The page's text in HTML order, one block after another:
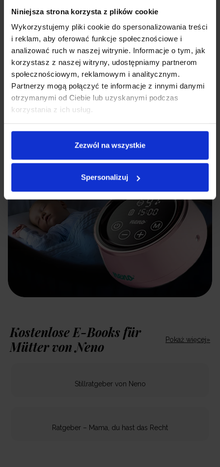
Niniejsza strona korzysta z plików cookie
Wykorzystujemy pliki cookie do spersonalizowania treści
i reklam, aby oferować funkcje społecznościowe i
analizować ruch w naszej witrynie. Informacje o tym, jak
korzystasz z naszej witryny, udostępniamy partnerom
społecznościowym, reklamowym i analitycznym.
Partnerzy mogą połączyć te informacje z innymi danymi
otrzymanymi od Ciebie lub uzyskanymi podczas
korzystania z ich usług.
Zezwól na wszystkie
Spersonalizuj
Universell
Die Neno Bella Milchpumpe kann für Brüste jeder Größe
verwendet werden, sodass jede junge Mutter dieses Gerät
ohne Bedenken wählen kann.
Kostenlose E-Books für
Mütter von Neno
Pokaż więcej»
Stillratgeber von Neno
Ratgeber – Mama, du hast das Recht